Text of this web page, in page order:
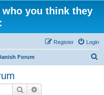
you think they
Login
Register
Forum
Search